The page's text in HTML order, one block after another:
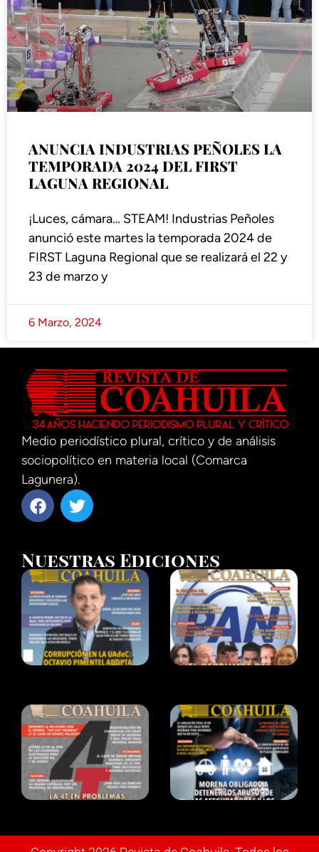
ANUNCIA INDUSTRIAS PEÑOLES LA
TEMPORADA 2024 DEL FIRST
LAGUNA REGIONAL
¡Luces, cámara… STEAM! Industrias Peñoles
anunció este martes la temporada 2024 de
FIRST Laguna Regional que se realizará el 22 y
23 de marzo y
6 Marzo, 2024
Medio periodístico plural, crítico y de análisis
sociopolítico en materia local (Comarca
Lagunera).
Nuestras Ediciones